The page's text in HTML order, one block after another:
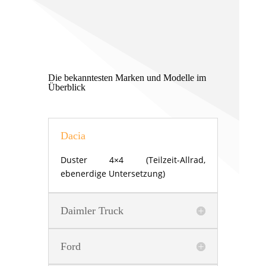
Die bekanntesten Marken und Modelle im
Überblick
Dacia
Duster 4×4 (Teilzeit-Allrad,
ebenerdige Untersetzung)
Daimler Truck
Ford